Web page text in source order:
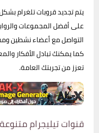
يتم تجديد قروبات تلغرام
على أفضل المجموعات
التواصل مع أعضاء نشطين
كما يمكنك تبادل الأفكار
تعزز من تجربتك العامة.
قنوات تيليجرام متنوعة